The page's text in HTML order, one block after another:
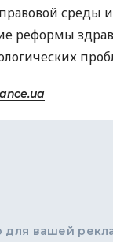
среды и
реформы
для вашей